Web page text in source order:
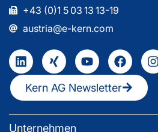
+43 (0)1 5 03 13 13-19
austria@e-kern.com
Kern AG Newsletter
Unternehmen